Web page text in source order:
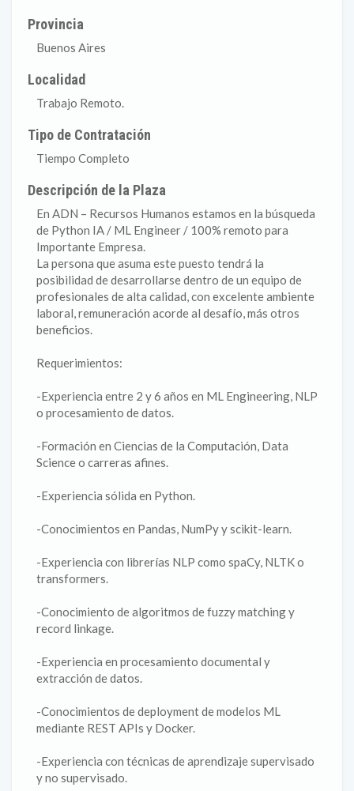
Provincia
Buenos Aires
Localidad
Trabajo Remoto.
Tipo de Contratación
Tiempo Completo
Descripción de la Plaza
En ADN – Recursos Humanos estamos en la búsqueda
de Python IA / ML Engineer / 100% remoto para
Importante Empresa.
La persona que asuma este puesto tendrá la
posibilidad de desarrollarse dentro de un equipo de
profesionales de alta calidad, con excelente ambiente
laboral, remuneración acorde al desafío, más otros
beneficios.
Requerimientos:
-Experiencia entre 2 y 6 años en ML Engineering, NLP
o procesamiento de datos.
-Formación en Ciencias de la Computación, Data
Science o carreras afines.
-Experiencia sólida en Python.
-Conocimientos en Pandas, NumPy y scikit-learn.
-Experiencia con librerías NLP como spaCy, NLTK o
transformers.
-Conocimiento de algoritmos de fuzzy matching y
record linkage.
-Experiencia en procesamiento documental y
extracción de datos.
-Conocimientos de deployment de modelos ML
mediante REST APIs y Docker.
-Experiencia con técnicas de aprendizaje supervisado
y no supervisado.